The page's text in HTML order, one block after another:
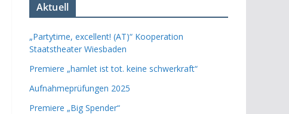
Aktuell
„Partytime, excellent! (AT)“ Kooperation
Staatstheater Wiesbaden
Premiere „hamlet ist tot. keine schwerkraft“
Aufnahmeprüfungen 2025
Premiere „Big Spender“